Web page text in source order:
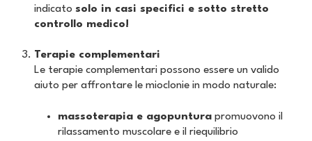
indicato solo in casi specifici e sotto stretto
controllo medico!
Terapie complementari
Le terapie complementari possono essere un valido
aiuto per affrontare le mioclonie in modo naturale:
massoterapia e agopuntura promuovono il
rilassamento muscolare e il riequilibrio